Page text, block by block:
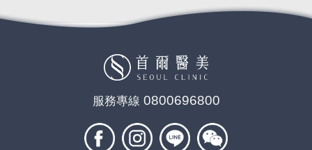
服務專線 0800696800